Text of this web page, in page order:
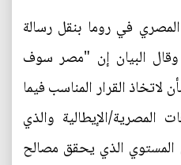
في روما بنقل رسالة
وقال البيان إن "مصر سوف
القرار المناسب فيما
المصرية/الإيطالية والذي
الذي يحقق مصالح